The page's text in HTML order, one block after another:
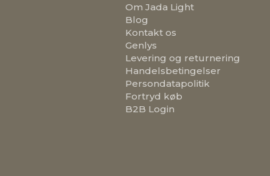
Om Jada Light
Blog
Kontakt os
Genlys
Levering og returnering
Handelsbetingelser
Persondatapolitik
Fortryd køb
B2B Login